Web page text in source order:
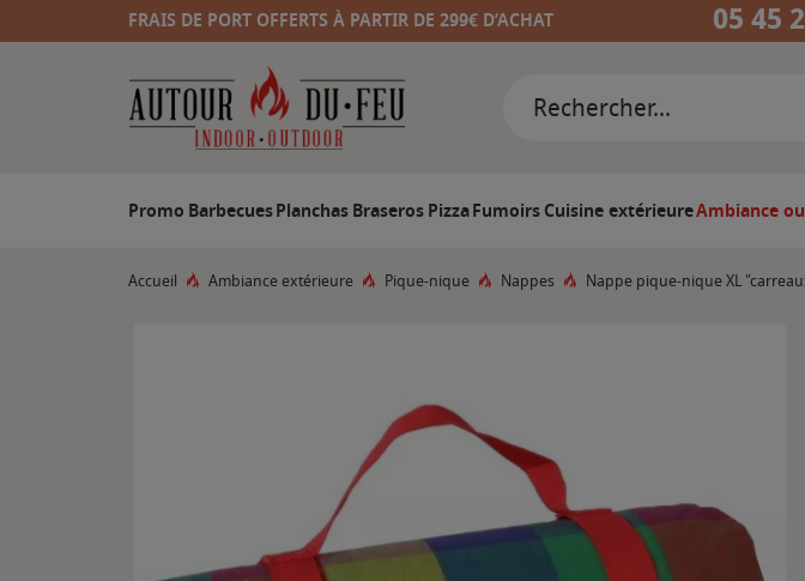
FRAIS DE PORT OFFERTS À PARTIR DE 299€ D’ACHAT 05 45
Promo BarbecuesPlanchasBraserosPizzaFumoirsCuisine extérieureAmbiance
Accueil Ambiance extérieure Pique-nique Nappes Nappe pique-nique XL